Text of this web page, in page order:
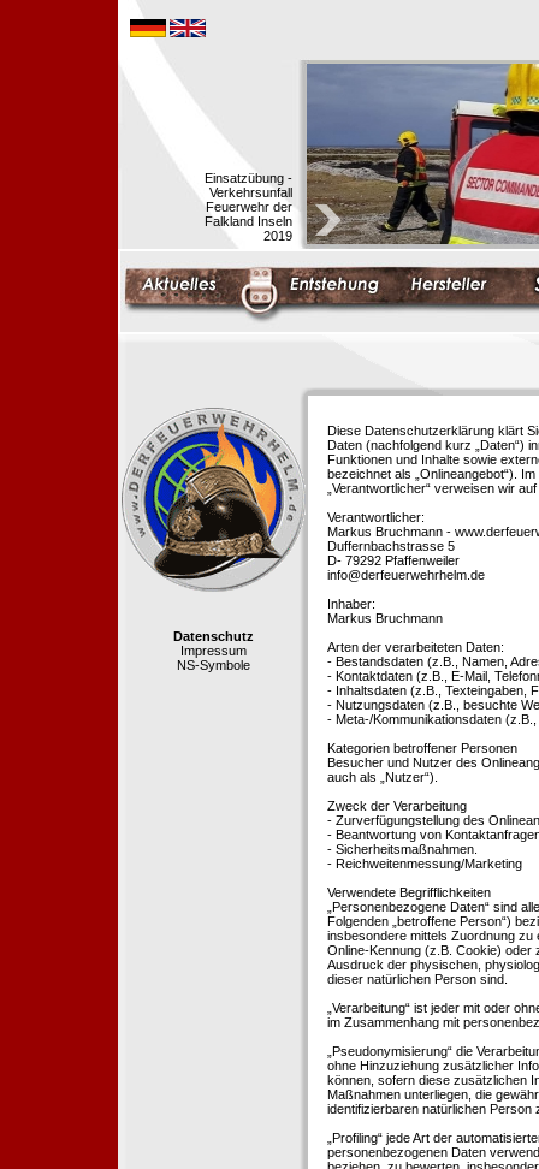
Einsatzübung -
Verkehrsunfall
Feuerwehr der
Falkland Inseln
2019
Datenschutz
Impressum
NS-Symbole
Diese Datenschutzerklärung klärt
Daten (nachfolgend kurz „Daten“)
Funktionen und Inhalte sowie
bezeichnet als „Onlineangebot“).
„Verantwortlicher“ verweisen wir
Verantwortlicher:
Markus Bruchmann -
Duffernbachstrasse 5
D- 79292 Pfaffenweiler
info@derfeuerwehrhelm.de
Inhaber:
Markus Bruchmann
Arten der verarbeiteten Daten:
- Bestandsdaten (z.B., Namen,
- Kontaktdaten (z.B., E-Mail,
- Inhaltsdaten (z.B., Texteingaben,
- Nutzungsdaten (z.B., besuchte
- Meta-/Kommunikationsdaten
Kategorien betroffener Personen
Besucher und Nutzer des
auch als „Nutzer“).
Zweck der Verarbeitung
- Zurverfügungstellung des
- Beantwortung von
- Sicherheitsmaßnahmen.
- Reichweitenmessung/Marketing
Verwendete Begrifflichkeiten
„Personenbezogene Daten“ sind
Folgenden „betroffene Person“)
insbesondere mittels Zuordnung zu
Online-Kennung (z.B. Cookie) oder
Ausdruck der physischen,
dieser natürlichen Person sind.
„Verarbeitung“ ist jeder mit oder
im Zusammenhang mit
„Pseudonymisierung“ die
ohne Hinzuziehung zusätzlicher
können, sofern diese zusätzlichen
Maßnahmen unterliegen, die
identifizierbaren natürlichen Person
„Profiling“ jede Art der
personenbezogenen Daten